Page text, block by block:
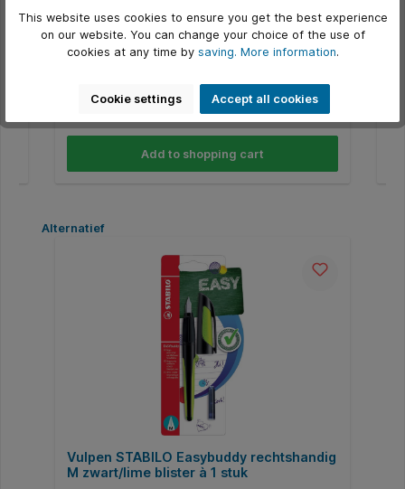
* Standaard inktpatronen voor de meeste
patronenvulpenhouders. * Doos à 6 stuks.
€1.88*
Add to shopping cart
Skip product gallery
Alternatief
Vulpen STABILO Easybuddy rechtshandig
M zwart/lime blister à 1 stuk
This website uses cookies to ensure you get the best experience
on our website. You can change your choice of the use of
cookies at any time by saving. More information.
Cookie settings Accept all cookies